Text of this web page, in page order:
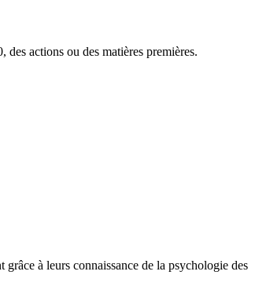
actions ou des matières premières.
à leurs connaissance de la psychologie des